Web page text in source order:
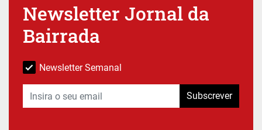
Newsletter Jornal da
Bairrada
Newsletter Semanal
Subscrever